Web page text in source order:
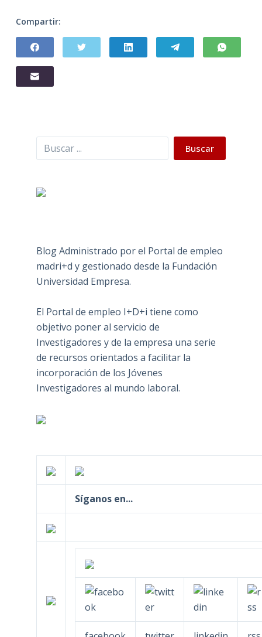
Compartir:
Buscar Buscar
Blog Administrado por el Portal de empleo
madri+d y gestionado desde la Fundación
Universidad Empresa.
El Portal de empleo I+D+i tiene como
objetivo poner al servicio de
Investigadores y de la empresa una serie
de recursos orientados a facilitar la
incorporación de los Jóvenes
Investigadores al mundo laboral.
Síganos en...